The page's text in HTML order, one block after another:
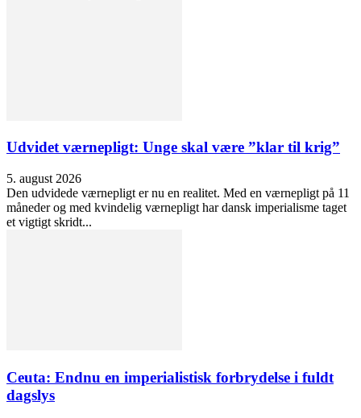
Udvidet værnepligt: Unge skal være ”klar til krig”
5. august 2026
Den udvidede værnepligt er nu en realitet. Med en værnepligt på 11
måneder og med kvindelig værnepligt har dansk imperialisme taget
et vigtigt skridt...
Ceuta: Endnu en imperialistisk forbrydelse i fuldt
dagslys